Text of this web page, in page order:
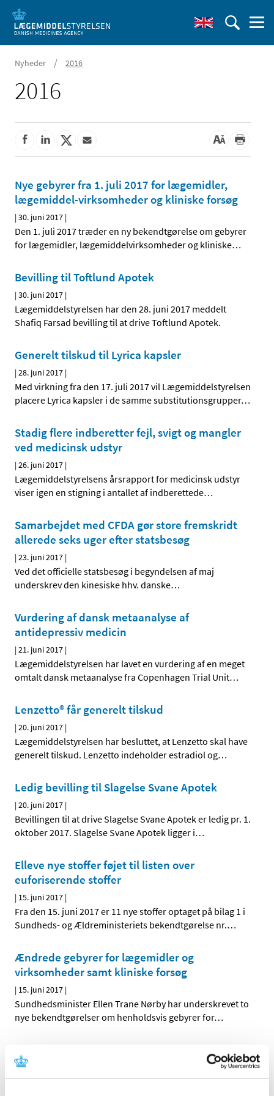
Nyheder / 2016
2016
Nye gebyrer fra 1. juli 2017 for lægemidler,
lægemiddel-virksomheder og kliniske forsøg
|30. juni 2017 |
Den 1. juli 2017 træder en ny bekendtgørelse om gebyrer
for lægemidler, lægemiddelvirksomheder og kliniske…
Bevilling til Toftlund Apotek
|30. juni 2017 |
Lægemiddelstyrelsen har den 28. juni 2017 meddelt
Shafiq Farsad bevilling til at drive Toftlund Apotek.
Generelt tilskud til Lyrica kapsler
|28. juni 2017 |
Med virkning fra den 17. juli 2017 vil Lægemiddelstyrelsen
placere Lyrica kapsler i de samme substitutionsgrupper…
Stadig flere indberetter fejl, svigt og mangler
ved medicinsk udstyr
|26. juni 2017 |
Lægemiddelstyrelsens årsrapport for medicinsk udstyr
viser igen en stigning i antallet af indberettede…
Samarbejdet med CFDA gør store fremskridt
allerede seks uger efter statsbesøg
|23. juni 2017 |
Ved det officielle statsbesøg i begyndelsen af maj
underskrev den kinesiske hhv. danske…
Vurdering af dansk metaanalyse af
antidepressiv medicin
|21. juni 2017 |
Lægemiddelstyrelsen har lavet en vurdering af en meget
omtalt dansk metaanalyse fra Copenhagen Trial Unit…
Lenzetto® får generelt tilskud
|20. juni 2017 |
Lægemiddelstyrelsen har besluttet, at Lenzetto skal have
generelt tilskud. Lenzetto indeholder estradiol og…
Ledig bevilling til Slagelse Svane Apotek
|20. juni 2017 |
Bevillingen til at drive Slagelse Svane Apotek er ledig pr. 1.
oktober 2017. Slagelse Svane Apotek ligger i…
Elleve nye stoffer føjet til listen over
euforiserende stoffer
| 15. juni 2017 |
Fra den 15. juni 2017 er 11 nye stoffer optaget på bilag 1 i
Sundheds- og Ældreministeriets bekendtgørelse nr.…
Ændrede gebyrer for lægemidler og
virksomheder samt kliniske forsøg
| 15. juni 2017 |
Sundhedsminister Ellen Trane Nørby har underskrevet to
nye bekendtgørelser om henholdsvis gebyrer for…
Nye formatkrav til virksomheders ansøgninger
om markedsføringstilladelser
|13. juni 2017|